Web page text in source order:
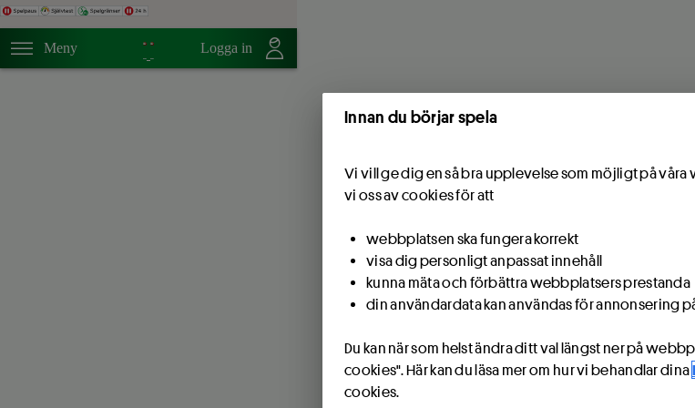
Meny Logga in
Innan du börjar spela
Vi vill ge dig en så bra upplevelse som möjligt på
vi oss av cookies för att
webbplatsen ska fungera korrekt
visa dig personligt anpassat innehåll
kunna mäta och förbättra webbplatsers prestanda
din användardata kan användas för annonsering
Du kan när som helst ändra ditt val längst ner på
cookies". Här kan du läsa mer om hur vi behandlar dina
cookies.